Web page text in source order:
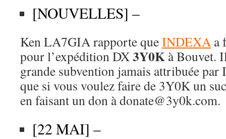
[NOUVELLES] –
Ken LA7GIA rapporte queINDEXA a
pour l’expédition DX3Y0K à Bouvet.
grande subvention jamais attribuée
que si vous voulez faire de 3Y0K un
en faisant un don à donate@3y0k.com.
[22 MAI] –